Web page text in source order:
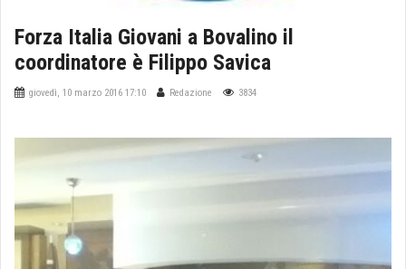
Forza Italia Giovani a Bovalino il
coordinatore è Filippo Savica
giovedì, 10 marzo 2016 17:10 Redazione 3834